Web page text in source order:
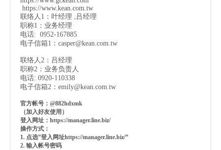
https://www.kean.com.tw
联络人1：叶经理 ,吕经理
职称1：业务经理
电话: 0952-167885
电子信箱1： casper@kean.com.tw
联络人2：吕经理
职称2：业务负责人
电话: 0920-110338
电子信箱2： emily@kean.com.tw
官方帐号：@882hdxmk
（加入好友使用）
登入网址：https://manager.line.biz/
操作方式：
1. 点选”登入网址https://manager.line.biz/”
2. 输入帐号密码